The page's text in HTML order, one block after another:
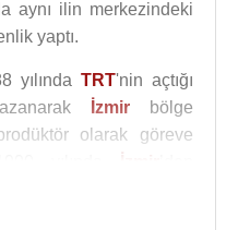
aynı ilin merkezindeki
yaptı.
yılında TRT'nin açtığı
İzmirbölge
olarak göreve
tayin oldu.